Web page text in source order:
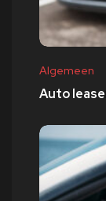
Algemeen
Auto